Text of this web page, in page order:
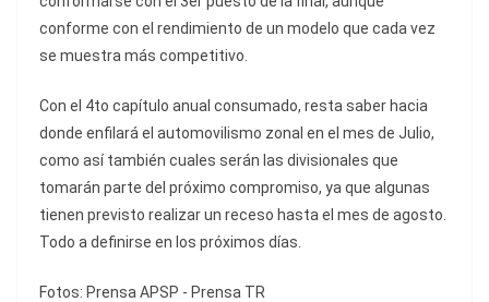
conforme con el rendimiento de un modelo que cada vez
se muestra más competitivo.
Con el 4to capítulo anual consumado, resta saber hacia
donde enfilará el automovilismo zonal en el mes de Julio,
como así también cuales serán las divisionales que
tomarán parte del próximo compromiso, ya que algunas
tienen previsto realizar un receso hasta el mes de agosto.
Todo a definirse en los próximos días.
Fotos: Prensa APSP - Prensa TR